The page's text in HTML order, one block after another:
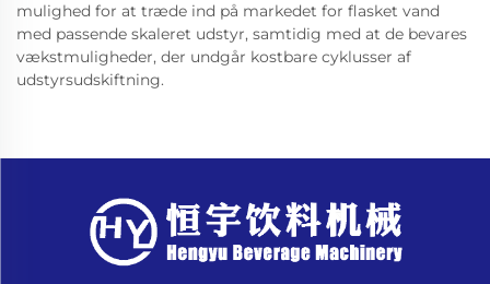
mulighed for at træde ind på markedet for flasket vand
med passende skaleret udstyr, samtidig med at de bevares
vækstmuligheder, der undgår kostbare cyklusser af
udstyrsudskiftning.